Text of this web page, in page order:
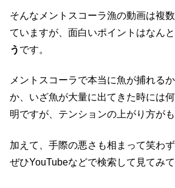
そんなメントスコーラ漁の動画は複
ていますが、面白いポイントはなん
う です。
メントスコーラで本当に魚が捕れる
か、いざ魚が大量に出てきた時には
明ですが、テンションの上がり方がも
加えて、手際の悪さも相まって笑わ
ぜひYouTubeなどで検索して見てみて